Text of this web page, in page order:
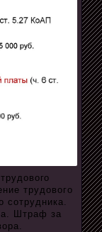
трудового
Штраф за